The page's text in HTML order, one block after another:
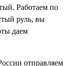
Работаем по
руль, вы
даем
отправляем